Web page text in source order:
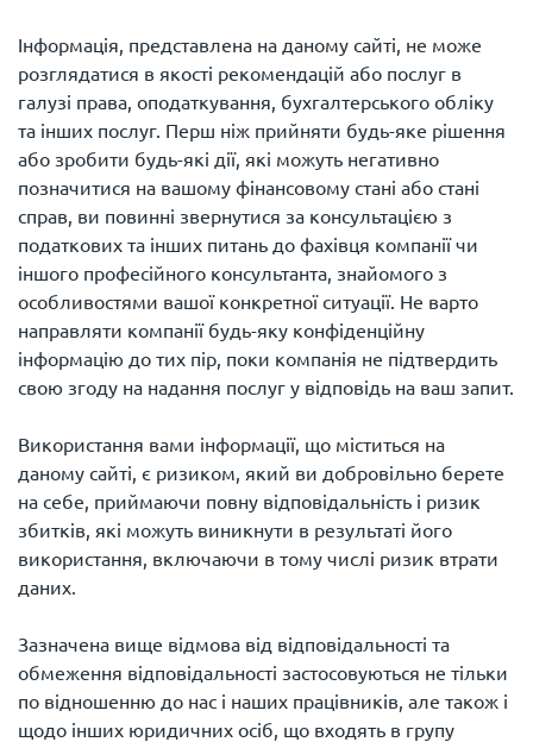
Інформація, представлена ​​на даному сайті, не може
розглядатися в якості рекомендацій або послуг в
галузі права, оподаткування, бухгалтерського обліку
та інших послуг. Перш ніж прийняти будь-яке рішення
або зробити будь-які дії, які можуть негативно
позначитися на вашому фінансовому стані або стані
справ, ви повинні звернутися за консультацією з
податкових та інших питань до фахівця компанії чи
іншого професійного консультанта, знайомого з
особливостями вашої конкретної ситуації. Не варто
направляти компанії будь-яку конфіденційну
інформацію до тих пір, поки компанія не підтвердить
свою згоду на надання послуг у відповідь на ваш запит.
Використання вами інформації, що міститься на
даному сайті, є ризиком, який ви добровільно берете
на себе, приймаючи повну відповідальність і ризик
збитків, які можуть виникнути в результаті його
використання, включаючи в тому числі ризик втрати
даних.
Зазначена вище відмова від відповідальності та
обмеження відповідальності застосовуються не тільки
по відношенню до нас і наших працівників, але також і
щодо інших юридичних осіб, що входять в групу